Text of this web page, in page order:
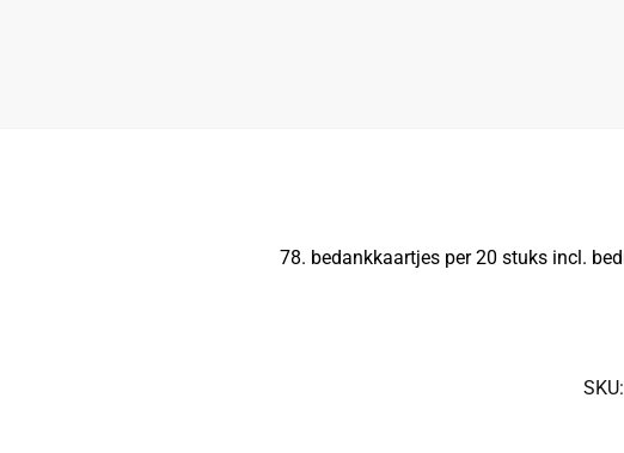
78. bedankkaartjes per 20 stuks incl.
SKU: